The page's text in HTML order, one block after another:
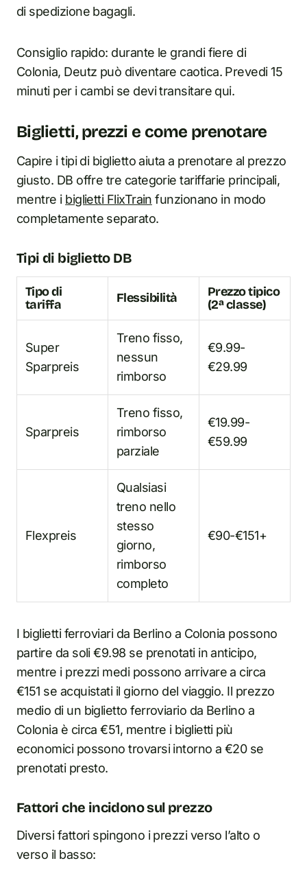
di spedizione bagagli.
Consiglio rapido: durante le grandi fiere di
Colonia, Deutz può diventare caotica. Prevedi 15
minuti per i cambi se devi transitare qui.
Biglietti, prezzi e come prenotare
Capire i tipi di biglietto aiuta a prenotare al prezzo
giusto. DB offre tre categorie tariffarie principali,
mentre i biglietti FlixTrain funzionano in modo
completamente separato.
Tipi di biglietto DB
Tipo di
tariffa
Flessibilità
Prezzo tipico
(2ª classe)
Super
Sparpreis
Treno fisso,
nessun
rimborso
€9.99-
€29.99
Sparpreis
Treno fisso,
rimborso
parziale
€19.99-
€59.99
Flexpreis
Qualsiasi
treno nello
stesso
giorno,
rimborso
completo
€90-€151+
I biglietti ferroviari da Berlino a Colonia possono
partire da soli €9.98 se prenotati in anticipo,
mentre i prezzi medi possono arrivare a circa
€151 se acquistati il giorno del viaggio. Il prezzo
medio di un biglietto ferroviario da Berlino a
Colonia è circa €51, mentre i biglietti più
economici possono trovarsi intorno a €20 se
prenotati presto.
Fattori che incidono sul prezzo
Diversi fattori spingono i prezzi verso l’alto o
verso il basso: